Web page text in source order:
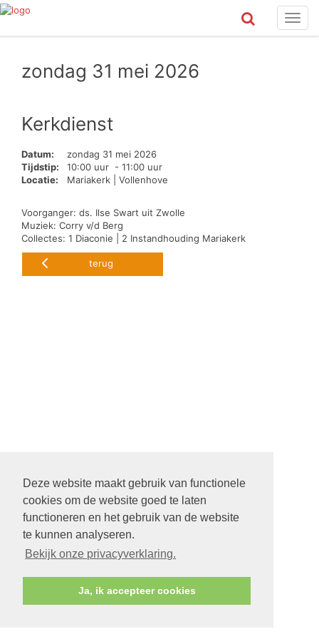
Deze website maakt gebruik van functionele
cookies om de website goed te laten
functioneren en het gebruik van de website
te kunnen analyseren.
Bekijk onze privacyverklaring.
Ja, ik accepteer cookies
zondag 31 mei 2026
Kerkdienst
Datum:
zondag 31 mei 2026
Tijdstip:
10:00 uur - 11:00 uur
Locatie:
Mariakerk | Vollenhove
Voorganger: ds. Ilse Swart uit Zwolle
Muziek: Corry v/d Berg
Collectes: 1 Diaconie | 2 Instandhouding Mariakerk
terug